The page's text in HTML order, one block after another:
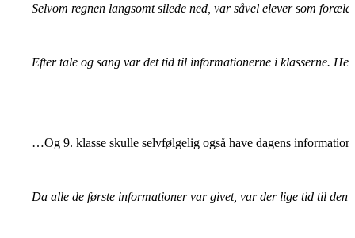
Selvom regnen langsomt silede ned, var såvel elever som
Efter tale og sang var det tid til informationerne i klasserne.
…Og 9. klasse skulle selvfølgelig også have dagens
Da alle de første informationer var givet, var der lige tid til den